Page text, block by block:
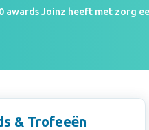
awards Joinz heeft met zorg
& Trofeeën